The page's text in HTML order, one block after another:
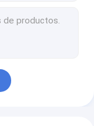
CORTOU 100A trifásico
E-Amal da C.C. de IGBT 120A
Majlis-E-Amal do ARCO 400A